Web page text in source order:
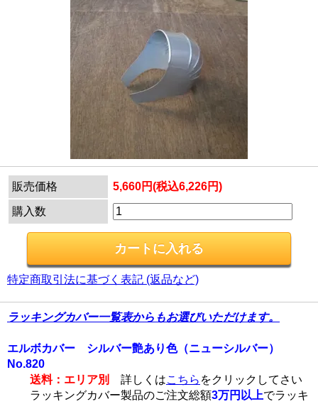
販売価格 5,660円(税込6,226円)
購入数
特定商取引法に基づく表記 (返品など)
ラッキングカバー一覧表からもお選びいただけます。
エルボカバー シルバー艶あり色（ニューシルバー）
No.820
送料：エリア別
詳しくはこちら をクリックしてさい
ラッキングカバー製品のご注文総額3万円以上でラッキ